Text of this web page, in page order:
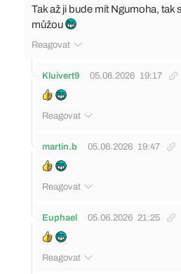
Tak až ji bude mít Ngumoha, tak
můžou
Reagovat
Kluivert9 05.06.2026 19:17
Reagovat
martin.b 05.06.2026 19:47
Reagovat
Euphael 05.06.2026 21:25
Reagovat